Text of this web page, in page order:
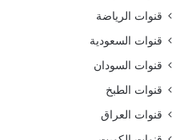
قنوات الرياضة
قنوات السعودية
قنوات السودان
قنوات الطبخ
قنوات العراق